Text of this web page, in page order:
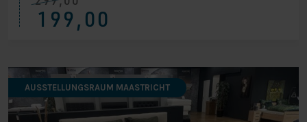
Preis
war:199,00
Preis
ist:
AUSSTELLUNGSRAUM MAASTRICHT